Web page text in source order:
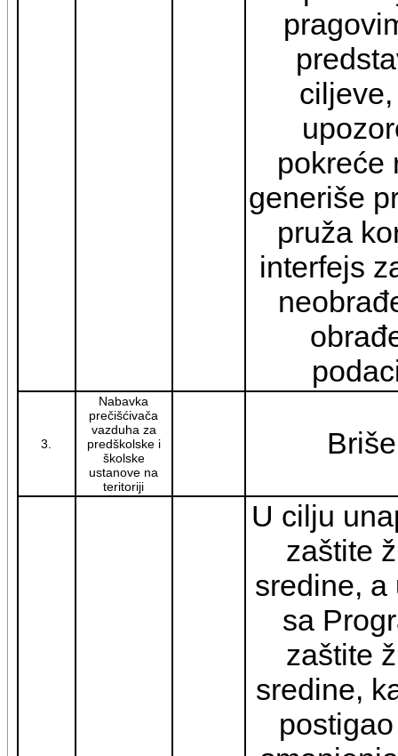
pokreće
generiše
pruža
interfejs
3.
Nabavka
prečišćivača
vazduha za
predškolske i
školske
ustanove na
teritoriji
U cilju
zaštite
sredine, a
sa
zaštite
sredine,